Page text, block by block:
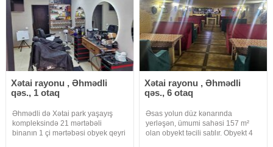
Xətai rayonu , Əhmədli
qəs., 1 otaq
Əhmədli də Xətai park yaşayış
kompleksində 21 mərtəbəli
binanın 1 çi mərtəbəsi obyek qeyri
Xətai rayonu , Əhmədli
qəs., 6 otaq
Əsas yolun düz kənarında
yerləşən, ümumi sahəsi 157 m²
olan obyekt təcili satılır. Obyekt 4